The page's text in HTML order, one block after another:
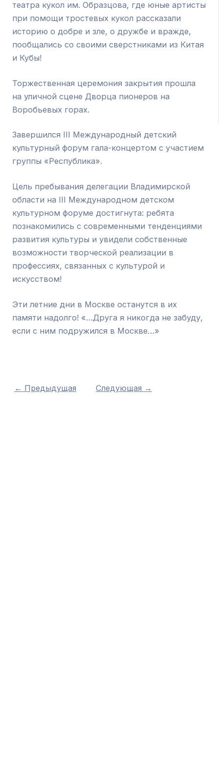
театра кукол им. Образцова, где юные артисты
при помощи тростевых кукол рассказали
историю о добре и зле, о дружбе и вражде,
пообщались со своими сверстниками из Китая
и Кубы!
Торжественная церемония закрытия прошла
на уличной сцене Дворца пионеров на
Воробьевых горах.
Завершился III Международный детский
культурный форум гала-концертом с участием
группы «Республика».
Цель пребывания делегации Владимирской
области на III Международном детском
культурном форуме достигнута: ребята
познакомились с современными тенденциями
развития культуры и увидели собственные
возможности творческой реализации в
профессиях, связанных с культурой и
искусством!
Эти летние дни в Москве останутся в их
памяти надолго! «…Друга я никогда не забуду,
если с ним подружился в Москве…»
← Предыдущая Следующая →